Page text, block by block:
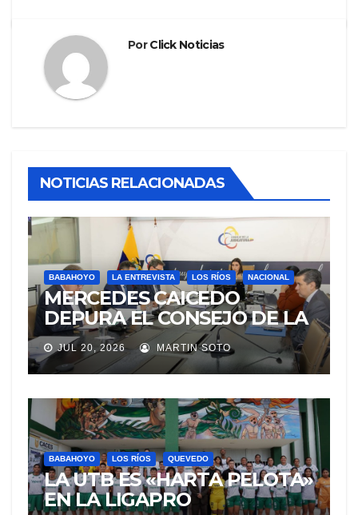
PorClick Noticias
NOTICIAS RELACIONADAS
BABAHOYO LA ENTREVISTA LOS RÍOS NACIONAL
MERCEDES CAICEDO
DEPURA EL CONSEJO DE LA
JUDICATURA
JUL 20, 2026 MARTIN SOTO
BABAHOYO LOS RÍOS QUEVEDO
LA UTB ES «HARTA PELOTA»
EN LA LIGAPRO